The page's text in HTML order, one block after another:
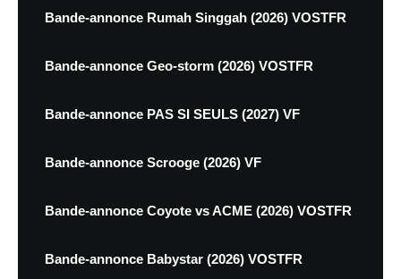
Bande-annonce Rumah Singgah (2026) VOSTFR
Bande-annonce Geo-storm (2026) VOSTFR
Bande-annonce PAS SI SEULS (2027) VF
Bande-annonce Scrooge (2026) VF
Bande-annonce Coyote vs ACME (2026) VOSTFR
Bande-annonce Babystar (2026) VOSTFR